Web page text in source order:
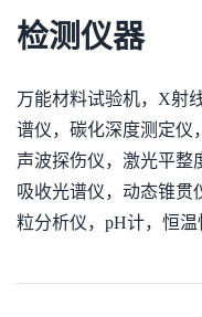
检测仪器
万能材料试验机，X射
谱仪，碳化深度测定仪
声波探伤仪，激光平整
吸收光谱仪，动态锥贯
粒分析仪，pH计，恒